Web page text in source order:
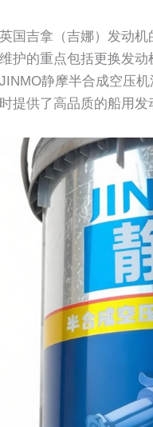
国吉拿（吉娜）发动
护的重点包括更换发
静摩半合成空压
提供了高品质的船用